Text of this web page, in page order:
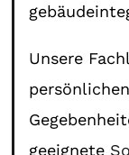
Unsere
geeignete